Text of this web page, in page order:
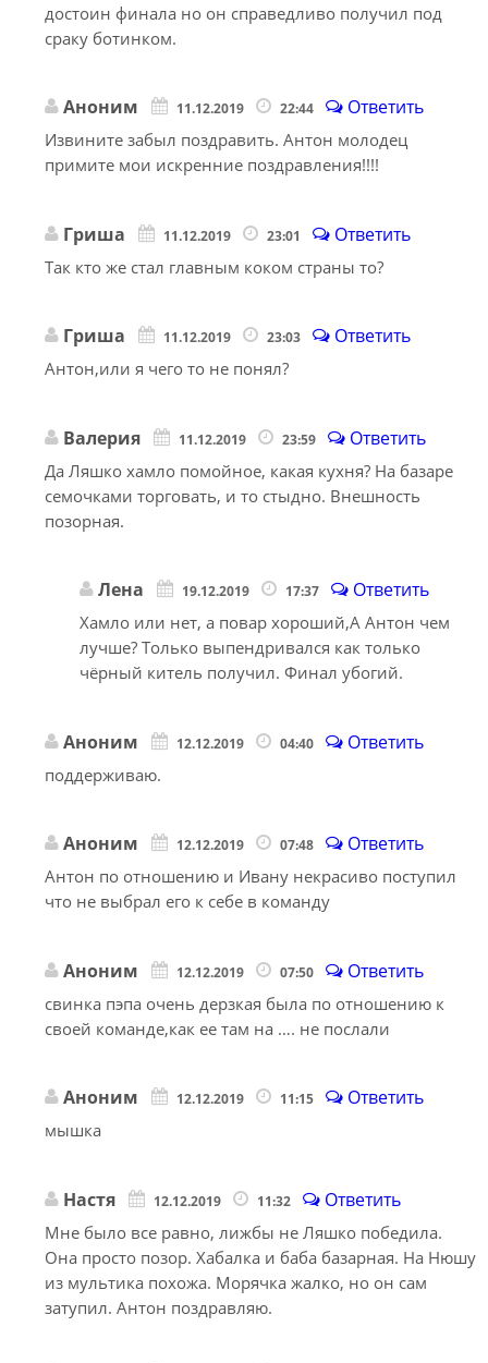
достоин финала но он справедливо получил под
сраку ботинком.
Аноним 11.12.2019 22:44 Ответить
Извините забыл поздравить. Антон молодец
примите мои искренние поздравления!!!!
Гриша 11.12.2019 23:01 Ответить
Так кто же стал главным коком страны то?
Гриша 11.12.2019 23:03 Ответить
Антон,или я чего то не понял?
Валерия 11.12.2019 23:59 Ответить
Да Ляшко хамло помойное, какая кухня? На базаре
семочками торговать, и то стыдно. Внешность
позорная.
Лена 19.12.2019 17:37 Ответить
Хамло или нет, а повар хороший,А Антон чем
лучше? Только выпендривался как только
чёрный китель получил. Финал убогий.
Аноним 12.12.2019 04:40 Ответить
поддерживаю.
Аноним 12.12.2019 07:48 Ответить
Антон по отношению и Ивану некрасиво поступил
что не выбрал его к себе в команду
Аноним 12.12.2019 07:50 Ответить
свинка пэпа очень дерзкая была по отношению к
своей команде,как ее там на …. не послали
Аноним 12.12.2019 11:15 Ответить
мышка
Настя 12.12.2019 11:32 Ответить
Мне было все равно, лижбы не Ляшко победила.
Она просто позор. Хабалка и баба базарная. На Нюшу
из мультика похожа. Морячка жалко, но он сам
затупил. Антон поздравляю.